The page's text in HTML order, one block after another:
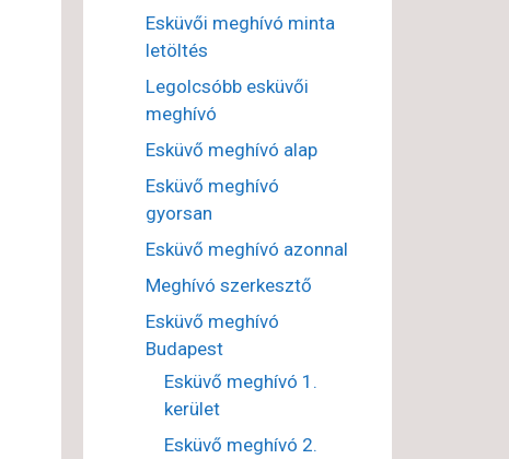
Esküvői meghívó minta
letöltés
Legolcsóbb esküvői
meghívó
Esküvő meghívó alap
Esküvő meghívó
gyorsan
Esküvő meghívó azonnal
Meghívó szerkesztő
Esküvő meghívó
Budapest
Esküvő meghívó 1.
kerület
Esküvő meghívó 2.